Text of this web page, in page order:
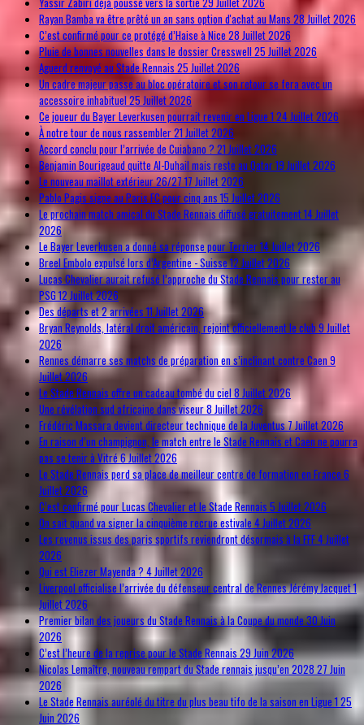
Rayan Bamba va être prêté un an sans option d'achat au Mans 28 Juillet 2026
C’est confirmé pour ce protégé d’Haise à Nice 28 Juillet 2026
Pluie de bonnes nouvelles dans le dossier Cresswell25 Juillet 2026
Aguerd renvoyé au Stade Rennais 25 Juillet 2026
Un cadre majeur passe au bloc opératoire et son retour se fera avec un
accessoire inhabituel25 Juillet 2026
Ce joueur du Bayer Leverkusen pourrait revenir en Ligue 1 24 Juillet 2026
À notre tour de nous rassembler21 Juillet 2026
Accord conclu pour l’arrivée de Cuiabano ? 21 Juillet 2026
Benjamin Bourigeaud quitte Al-Duhail mais reste au Qatar19 Juillet 2026
Le nouveau maillot extérieur 26/27 17 Juillet 2026
Pablo Pagis signe au Paris FC pour cinq ans 15 Juillet 2026
Le prochain match amical du Stade Rennais diffusé gratuitement14 Juillet
2026
Le Bayer Leverkusen a donné sa réponse pour Terrier14 Juillet 2026
Breel Embolo expulsé lors d’Argentine - Suisse12 Juillet 2026
Lucas Chevalier aurait refusé l’approche du Stade Rennais pour rester au
PSG12 Juillet 2026
Des départs et 2 arrivées 11 Juillet 2026
Bryan Reynolds, latéral droit américain, rejoint officiellement le club 9 Juillet
2026
Rennes démarre ses matchs de préparation en s’inclinant contre Caen 9
Juillet 2026
Le Stade Rennais offre un cadeau tombé du ciel8 Juillet 2026
Une révélation sud africaine dans viseur8 Juillet 2026
Frédéric Massara devient directeur technique de la Juventus7 Juillet 2026
En raison d’un champignon, le match entre le Stade Rennais et Caen ne pourra
pas se tenir à Vitré6 Juillet 2026
Le Stade Rennais perd sa place de meilleur centre de formation en France 6
Juillet 2026
C’est confirmé pour Lucas Chevalier et le Stade Rennais 5 Juillet 2026
On sait quand va signer la cinquième recrue estivale 4 Juillet 2026
Les revenus issus des paris sportifs reviendront désormais à la FFF4 Juillet
2026
Qui est Eliezer Mayenda ? 4 Juillet 2026
Liverpool officialise l’arrivée du défenseur central de Rennes Jérémy Jacquet1
Juillet 2026
Premier bilan des joueurs du Stade Rennais à la Coupe du monde30 Juin
2026
C’est l’heure de la reprise pour le Stade Rennais 29 Juin 2026
Nicolas Lemaître, nouveau rempart du Stade rennais jusqu’en 2028 27 Juin
2026
Le Stade Rennais auréolé du titre du plus beau tifo de la saison en Ligue 1 25
Juin 2026